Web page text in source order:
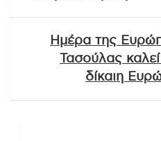
Ημέρα της
Τασούλας καλεί
δίκαιη